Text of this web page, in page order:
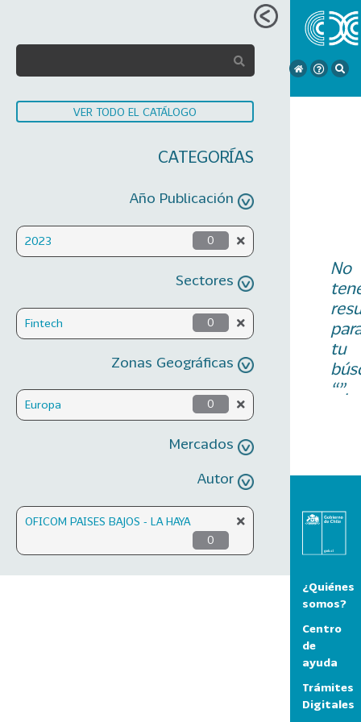
VER TODO EL CATÁLOGO
CATEGORÍAS
Año Publicación
2023 0
Sectores
Fintech 0
Zonas Geográficas
Europa 0
Mercados
Autor
OFICOM PAISES BAJOS - LA HAYA
0
No
tu
“”.
¿Quiénes
somos?
Centro
de
ayuda
Trámites
Digitales